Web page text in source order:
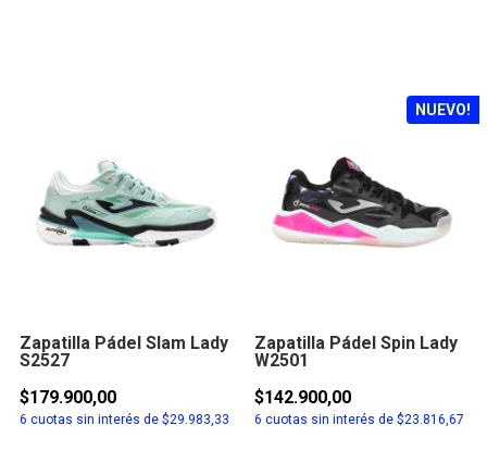
Zapatilla Pádel Slam Lady
S2527
$179.900,00
6 cuotas sin interés de $29.983,33
NUEVO!
Zapatilla Pádel Spin Lady
W2501
$142.900,00
6 cuotas sin interés de $23.816,67